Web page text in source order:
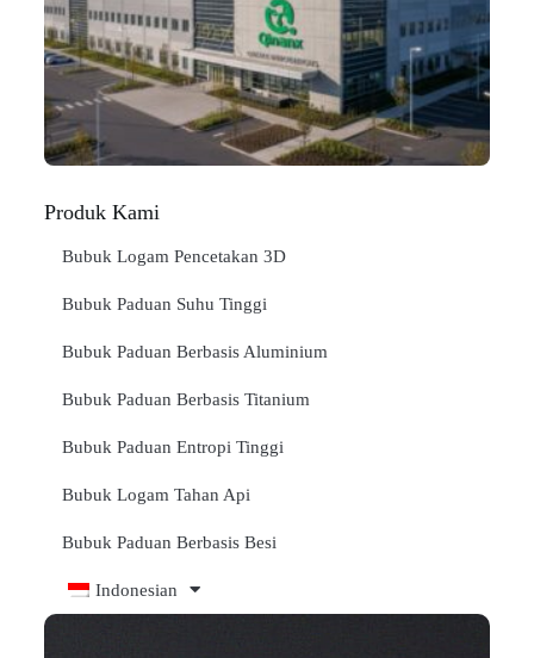
Produk Kami
Bubuk Logam Pencetakan 3D
Bubuk Paduan Suhu Tinggi
Bubuk Paduan Berbasis Aluminium
Bubuk Paduan Berbasis Titanium
Bubuk Paduan Entropi Tinggi
Bubuk Logam Tahan Api
Bubuk Paduan Berbasis Besi
Indonesian